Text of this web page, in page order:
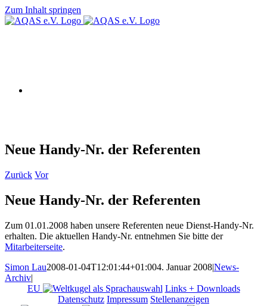
Zum Inhalt springen
Neue Handy-Nr. der Referenten
Zurück Vor
Neue Handy-Nr. der Referenten
Zum 01.01.2008 haben unsere Referenten neue Dienst-Handy-Nr.
erhalten. Die aktuellen Handy-Nr. entnehmen Sie bitte der
Mitarbeiterseite.
Simon Lau2008-01-04T12:01:44+01:004. Januar 2008|News-
Archiv|
EU
Links + Downloads
Datenschutz Impressum Stellenanzeigen